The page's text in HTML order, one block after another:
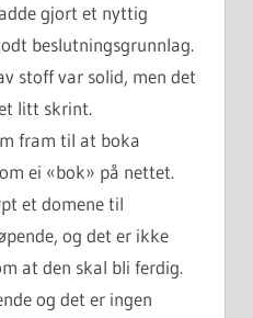
gjort et nyttig
beslutningsgrunnlag.
stoff var solid, men det
litt skrint.
fram til at boka
ei «bok» på nettet.
et domene til
og det er ikke
at den skal bli ferdig.
og det er ingen